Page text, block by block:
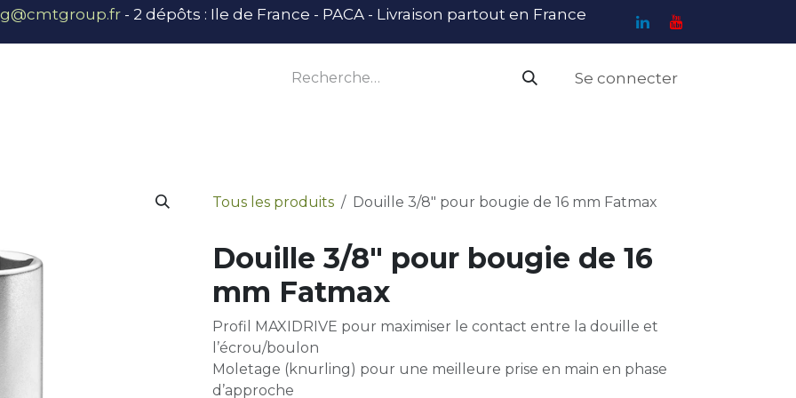
- 2 dépôts : Ile de France - PACA - Livraison partout en France
Se connecter
Tous les produits Douille 3/8" pour bougie de 16 mm Fatmax
Douille 3/8" pour bougie de 16
mm Fatmax
Profil MAXIDRIVE pour maximiser le contact entre la douille et
l’écrou/boulon
Moletage (knurling) pour une meilleure prise en main en phase
d’approche